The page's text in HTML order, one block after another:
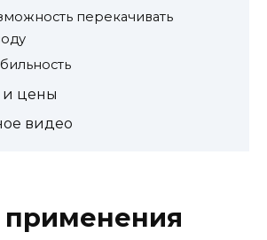
перекачивать
цены
видео
применения